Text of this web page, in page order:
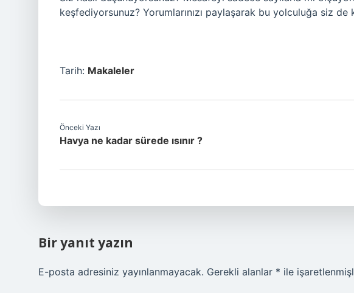
keşfediyorsunuz? Yorumlarınızı paylaşarak bu yolculuğa siz de
Tarih: Makaleler
Önceki Yazı
Havya ne kadar sürede ısınır ?
Bir yanıt yazın
E-posta adresiniz yayınlanmayacak. Gerekli alanlar * ile